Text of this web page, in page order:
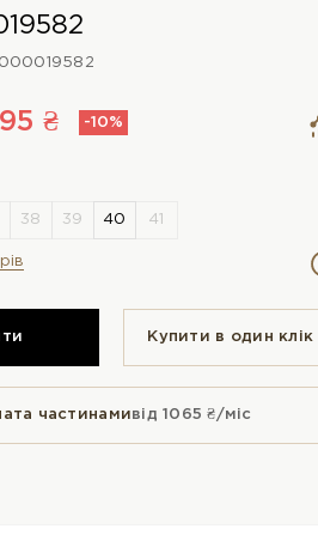
₴ -10%
Купити в один клiк
частинамивід 1065 ₴/міс